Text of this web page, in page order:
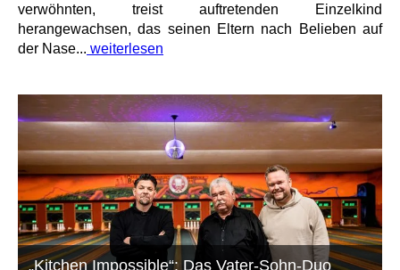
verwöhnten, treist auftretenden Einzelkind
herangewachsen, das seinen Eltern nach Belieben auf
der Nase... weiterlesen
„Kitchen Impossible“: Das Vater-Sohn-Duo